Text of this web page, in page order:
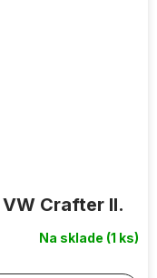
Crafter II.
Na sklade (1 ks)